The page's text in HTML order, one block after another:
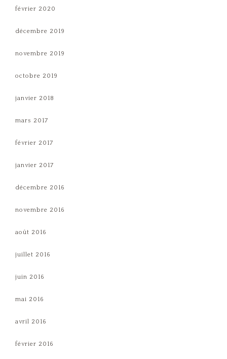
février 2020
décembre 2019
novembre 2019
octobre 2019
janvier 2018
mars 2017
février 2017
janvier 2017
décembre 2016
novembre 2016
août 2016
juillet 2016
juin 2016
mai 2016
avril 2016
février 2016